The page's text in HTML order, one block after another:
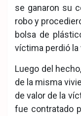
se ganaron su
robo y
bolsa de
víctima perdió
Luego del
de la misma
de valor de la
fue contratado